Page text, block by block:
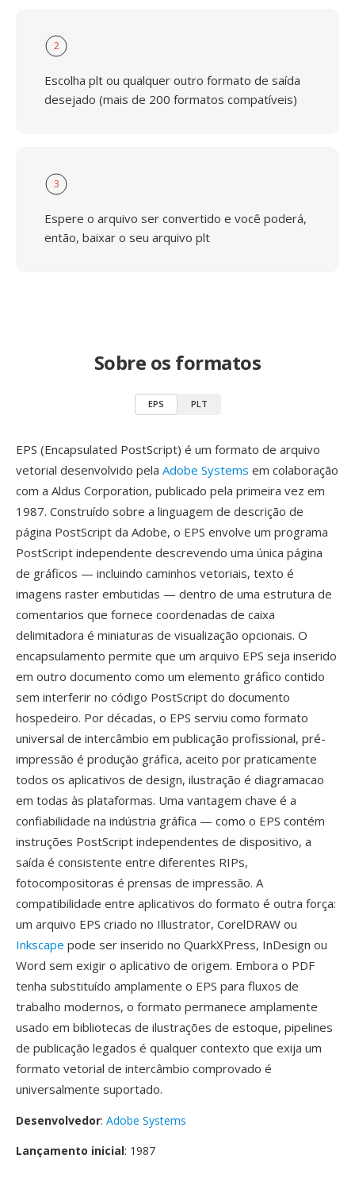
2
Escolha plt ou qualquer outro formato de saída
desejado (mais de 200 formatos compatíveis)
3
Espere o arquivo ser convertido e você poderá,
então, baixar o seu arquivo plt
Sobre os formatos
EPS PLT
EPS (Encapsulated PostScript) é um formato de arquivo
vetorial desenvolvido pela Adobe Systems em colaboração
com a Aldus Corporation, publicado pela primeira vez em
1987. Construído sobre a linguagem de descrição de
página PostScript da Adobe, o EPS envolve um programa
PostScript independente descrevendo uma única página
de gráficos — incluindo caminhos vetoriais, texto é
imagens raster embutidas — dentro de uma estrutura de
comentarios que fornece coordenadas de caixa
delimitadora é miniaturas de visualização opcionais. O
encapsulamento permite que um arquivo EPS seja inserido
em outro documento como um elemento gráfico contido
sem interferir no código PostScript do documento
hospedeiro. Por décadas, o EPS serviu como formato
universal de intercâmbio em publicação profissional, pré-
impressão é produção gráfica, aceito por praticamente
todos os aplicativos de design, ilustração é diagramacao
em todas às plataformas. Uma vantagem chave é a
confiabilidade na indústria gráfica — como o EPS contém
instruções PostScript independentes de dispositivo, a
saída é consistente entre diferentes RIPs,
fotocompositoras é prensas de impressão. A
compatibilidade entre aplicativos do formato é outra força:
um arquivo EPS criado no Illustrator, CorelDRAW ou
Inkscape pode ser inserido no QuarkXPress, InDesign ou
Word sem exigir o aplicativo de origem. Embora o PDF
tenha substituído amplamente o EPS para fluxos de
trabalho modernos, o formato permanece amplamente
usado em bibliotecas de ilustrações de estoque, pipelines
de publicação legados é qualquer contexto que exija um
formato vetorial de intercâmbio comprovado é
universalmente suportado.
Desenvolvedor: Adobe Systems
Lançamento inicial: 1987